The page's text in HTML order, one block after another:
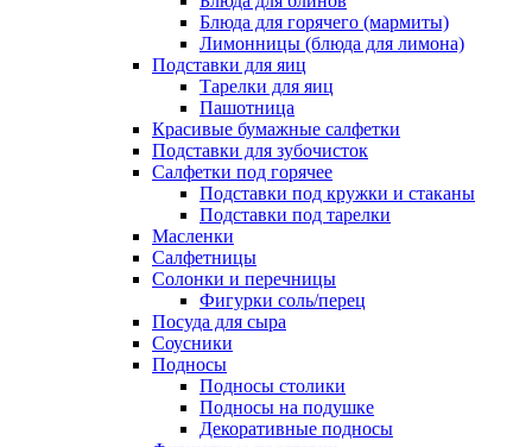
Блюда для горячего (мармиты)
Лимонницы (блюда для лимона)
Подставки для яиц
Тарелки для яиц
Пашотница
Красивые бумажные салфетки
Подставки для зубочисток
Салфетки под горячее
Подставки под кружки и стаканы
Подставки под тарелки
Масленки
Салфетницы
Солонки и перечницы
Фигурки соль/перец
Посуда для сыра
Соусники
Подносы
Подносы столики
Подносы на подушке
Декоративные подносы